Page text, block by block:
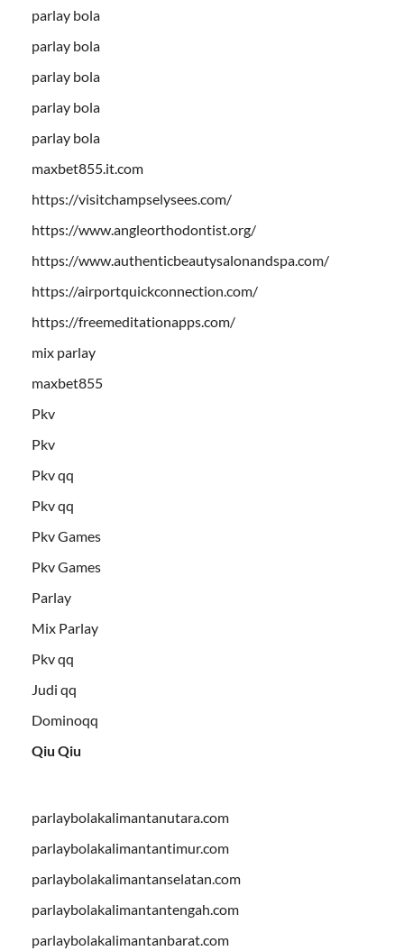
parlay bola
parlay bola
parlay bola
parlay bola
parlay bola
maxbet855.it.com
https://visitchampselysees.com/
https://www.angleorthodontist.org/
https://www.authenticbeautysalonandspa.com/
https://airportquickconnection.com/
https://freemeditationapps.com/
mix parlay
maxbet855
Pkv
Pkv
Pkv qq
Pkv qq
Pkv Games
Pkv Games
Parlay
Mix Parlay
Pkv qq
Judi qq
Dominoqq
Qiu Qiu
parlaybolakalimantanutara.com
parlaybolakalimantantimur.com
parlaybolakalimantanselatan.com
parlaybolakalimantantengah.com
parlaybolakalimantanbarat.com